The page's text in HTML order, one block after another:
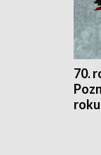
70.
roku